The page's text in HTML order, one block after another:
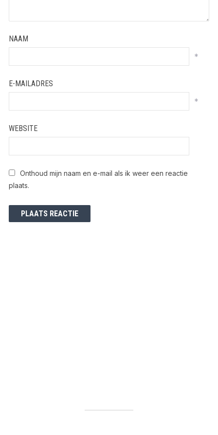
NAAM
*
E-MAILADRES
*
WEBSITE
Onthoud mijn naam en e-mail als ik weer een reactie
plaats.